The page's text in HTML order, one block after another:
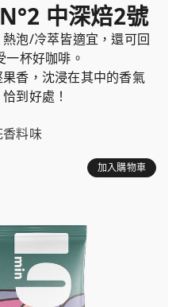
中深焙2號
泡/冷萃皆適宜，還可回
杯好咖啡。
香，沈浸在其中的香氣
到好處！
料味
加入購物車